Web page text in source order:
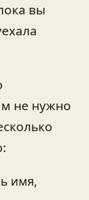
вы
не нужно
имя,